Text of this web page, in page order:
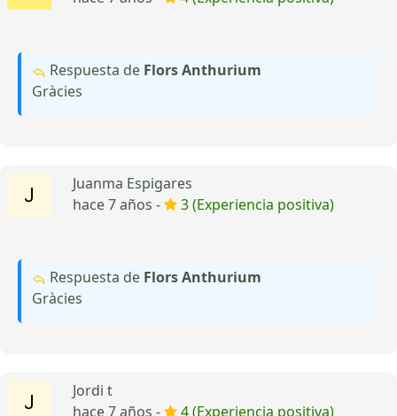
Respuesta de Flors Anthurium
Gràcies
Juanma Espigares
hace 7 años -
3 (Experiencia positiva)
Respuesta de Flors Anthurium
Gràcies
Jordi t
hace 7 años -
4 (Experiencia positiva)